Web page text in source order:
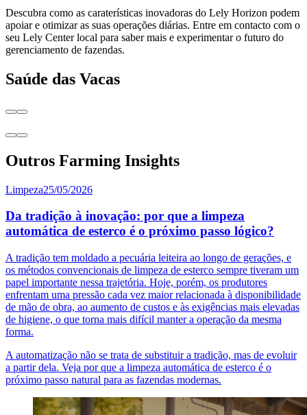
Descubra como as caraterísticas inovadoras do Lely Horizon podem
apoiar e otimizar as suas operações diárias. Entre em contacto com o
seu Lely Center local para saber mais e experimentar o futuro do
gerenciamento de fazendas.
Saúde das Vacas
Outros Farming Insights
Limpeza25/05/2026
Da tradição à inovação: por que a limpeza
automática de esterco é o próximo passo lógico?
A tradição tem moldado a pecuária leiteira ao longo de gerações, e
os métodos convencionais de limpeza de esterco sempre tiveram um
papel importante nessa trajetória. Hoje, porém, os produtores
enfrentam uma pressão cada vez maior relacionada à disponibilidade
de mão de obra, ao aumento de custos e às exigências mais elevadas
de higiene, o que torna mais difícil manter a operação da mesma
forma.
A automatização não se trata de substituir a tradição, mas de evoluir
a partir dela. Veja por que a limpeza automática de esterco é o
próximo passo natural para as fazendas modernas.